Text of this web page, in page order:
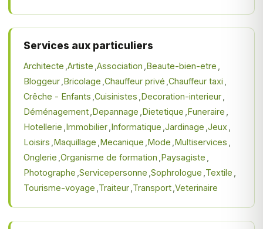
Services aux particuliers
Architecte Artiste Association Beaute-bien-etre
Bloggeur Bricolage Chauffeur privé Chauffeur taxi
Crêche - Enfants Cuisinistes Decoration-interieur
Déménagement Depannage Dietetique Funeraire
Hotellerie Immobilier Informatique Jardinage Jeux
Loisirs Maquillage Mecanique Mode Multiservices
Onglerie Organisme de formation Paysagiste
Photographe Servicepersonne Sophrologue Textile
Tourisme-voyage Traiteur Transport Veterinaire